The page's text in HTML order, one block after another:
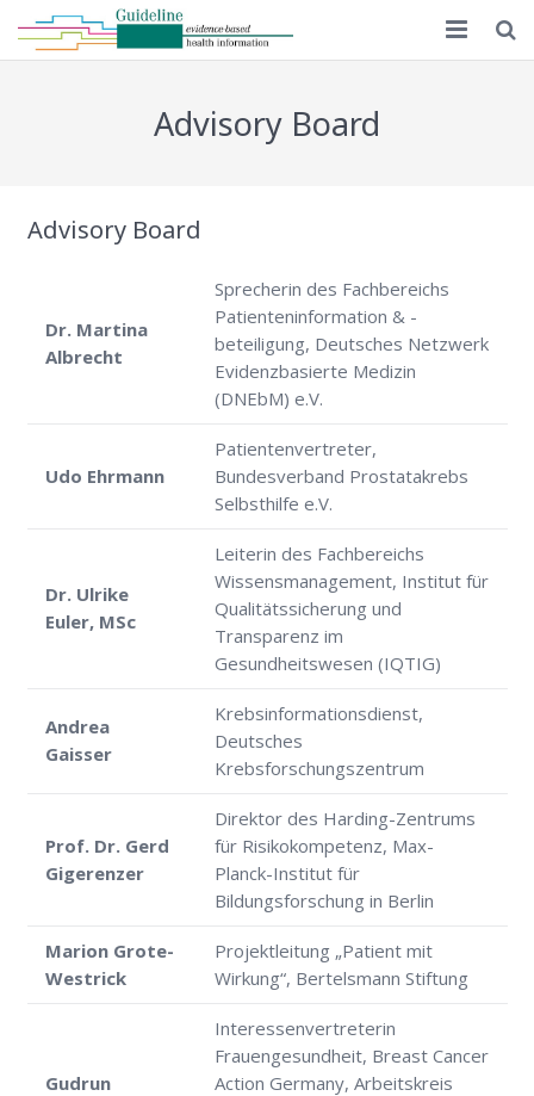
Implementation
MAPPinfo
English
Advisory Board
Advisory Board
Dr. Martina
Albrecht
Sprecherin des Fachbereichs
Patienteninformation & -
beteiligung, Deutsches Netzwerk
Evidenzbasierte Medizin
(DNEbM) e.V.
Udo Ehrmann
Patientenvertreter,
Bundesverband Prostatakrebs
Selbsthilfe e.V.
Dr. Ulrike
Euler, MSc
Leiterin des Fachbereichs
Wissensmanagement, Institut für
Qualitätssicherung und
Transparenz im
Gesundheitswesen (IQTIG)
Andrea
Gaisser
Krebsinformationsdienst,
Deutsches
Krebsforschungszentrum
Prof. Dr. Gerd
Gigerenzer
Direktor des Harding-Zentrums
für Risikokompetenz, Max-
Planck-Institut für
Bildungsforschung in Berlin
Marion Grote-
Westrick
Projektleitung „Patient mit
Wirkung“, Bertelsmann Stiftung
Gudrun
Interessenvertreterin
Frauengesundheit, Breast Cancer
Action Germany, Arbeitskreis